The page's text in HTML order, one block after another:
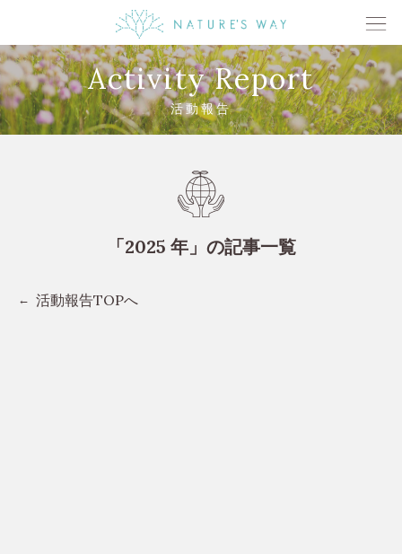
Activity Report
活動報告
「2025 年」の記事一覧
活動報告TOPへ